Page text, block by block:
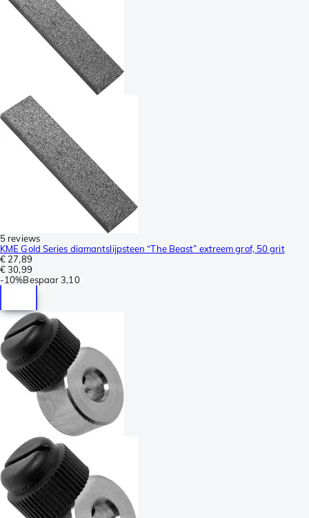
5 reviews
KME Gold Series diamantslijpsteen “The Beast” extreem grof, 50 grit
€ 27,89
€ 30,99
-10%Bespaar 3,10